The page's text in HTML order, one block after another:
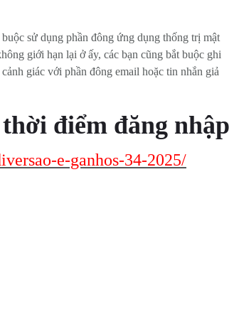
sử dụng phần đông ứng dụng thống trị mật
giới hạn lại ở ấy, các bạn cũng bắt buộc ghi
giác với phần đông email hoặc tin nhắn giả
điểm đăng nhập
e-ganhos-34-2025/